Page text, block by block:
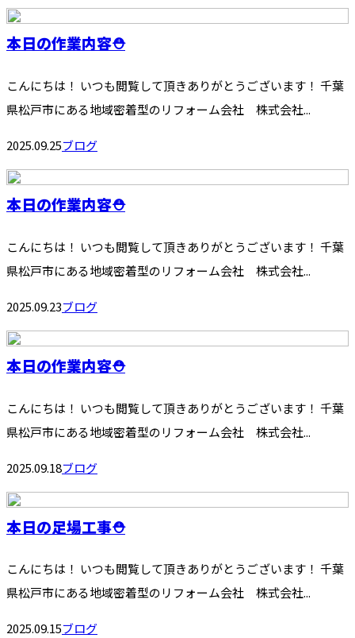
本日の作業内容⛑️
こんにちは！ いつも閲覧して頂きありがとうございます！ 千葉
県松戸市にある地域密着型のリフォーム会社 株式会社...
2025.09.25ブログ
本日の作業内容⛑️
こんにちは！ いつも閲覧して頂きありがとうございます！ 千葉
県松戸市にある地域密着型のリフォーム会社 株式会社...
2025.09.23ブログ
本日の作業内容⛑️
こんにちは！ いつも閲覧して頂きありがとうございます！ 千葉
県松戸市にある地域密着型のリフォーム会社 株式会社...
2025.09.18ブログ
本日の足場工事⛑️
こんにちは！ いつも閲覧して頂きありがとうございます！ 千葉
県松戸市にある地域密着型のリフォーム会社 株式会社...
2025.09.15ブログ